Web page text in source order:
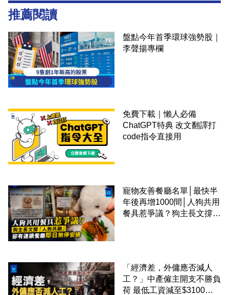
推薦閱讀
盤點今年首季環球強勢股｜
李聲揚專欄
免費下載｜懶人必備
ChatGPT特典 改文翻譯打
code指令直接用
寵物友善餐廳名單│最快半
年後再增1000間│人狗共用
餐具惹爭議？狗主長文撐
「經濟差，外傭應否減人
工？」中產僱主開支不勝負
荷 最低工資減至$3100蚊